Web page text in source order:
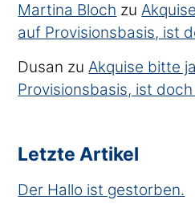
Martina Bloch zu
auf Provisionsbasis, ist
Dusan zuAkquise bitte
Provisionsbasis, ist
Letzte Artikel
Der Hallo ist gestorben.